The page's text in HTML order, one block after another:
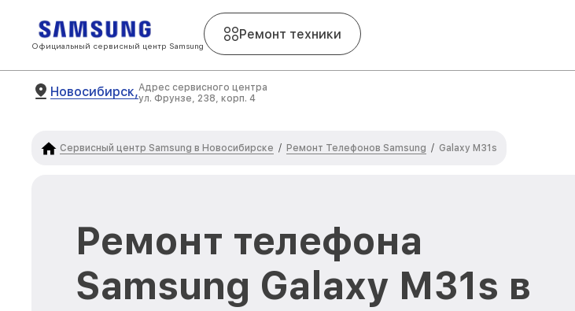
Официальный сервисный центр Samsung
Ремонт техники
Новосибирск,Адрес сервисного центра
ул. Фрунзе, 238, корп. 4
Сервисный центр Samsung в Новосибирске / Ремонт Телефонов Samsung / Galaxy M31s
Ремонт телефона
Samsung Galaxy M31s в